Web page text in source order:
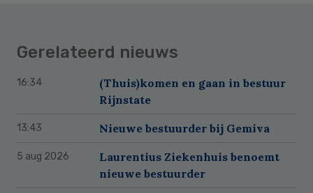
Gerelateerd nieuws
16:34
(Thuis)komen en gaan in bestuur
Rijnstate
13:43 Nieuwe bestuurder bij Gemiva
5 aug 2026
Laurentius Ziekenhuis benoemt
nieuwe bestuurder